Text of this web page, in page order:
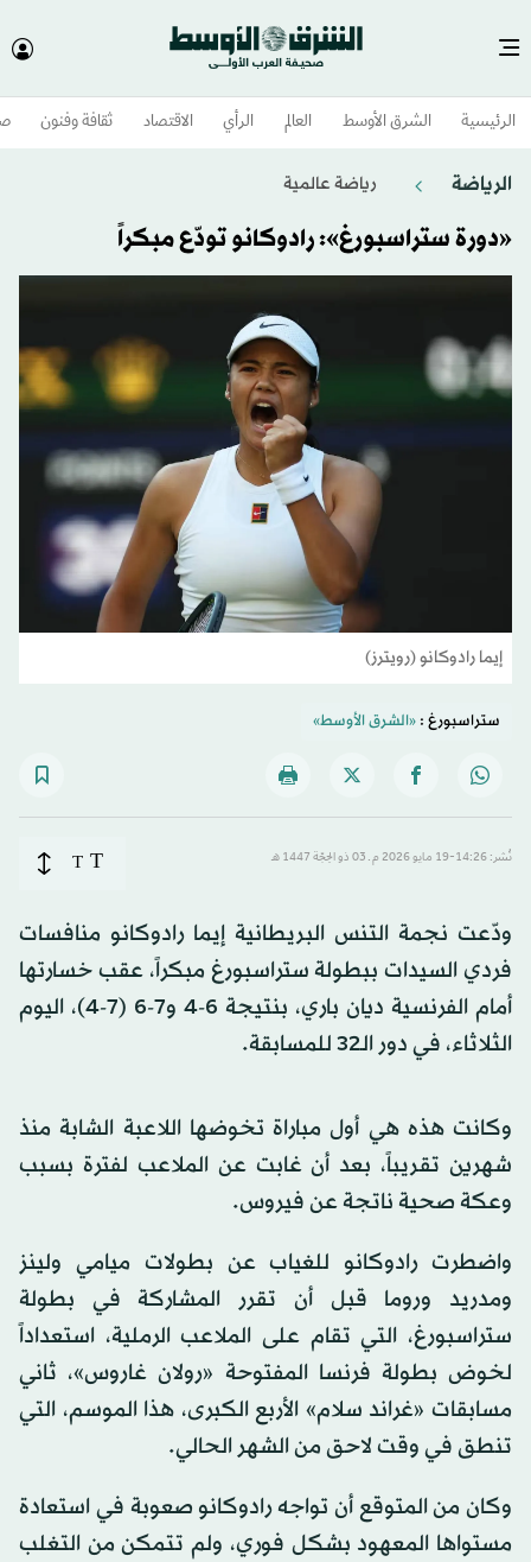
الرئيسية الشرق الأوسط​ العالم الرأي الاقتصاد ثقافة وفنون
الرياضة رياضة عالمية
«دورة ستراسبورغ»: رادوكانو تودّع مبكراً
إيما رادوكانو (رويترز)
ستراسبورغ :«الشرق الأوسط»
نُشر: 14:26-19 مايو 2026 م ـ 03 ذو الحِجّة 1447 هـ T
T
ودّعت نجمة التنس البريطانية إيما رادوكانو منافسات
فردي السيدات ببطولة ستراسبورغ مبكراً، عقب خسارتها
أمام الفرنسية ديان باري، بنتيجة 6-4 و7-6 (7-4)، اليوم
الثلاثاء، في دور الـ32 للمسابقة.
وكانت هذه هي أول مباراة تخوضها اللاعبة الشابة منذ
شهرين تقريباً، بعد أن غابت عن الملاعب لفترة بسبب
وعكة صحية ناتجة عن فيروس.
واضطرت رادوكانو للغياب عن بطولات ميامي ولينز
ومدريد وروما قبل أن تقرر المشاركة في بطولة
ستراسبورغ، التي تقام على الملاعب الرملية، استعداداً
لخوض بطولة فرنسا المفتوحة «رولان غاروس»، ثاني
مسابقات «غراند سلام» الأربع الكبرى، هذا الموسم، التي
تنطق في وقت لاحق من الشهر الحالي.
وكان من المتوقع أن تواجه رادوكانو صعوبة في استعادة
مستواها المعهود بشكل فوري، ولم تتمكن من التغلب